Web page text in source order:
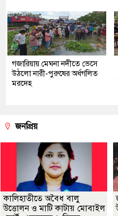
গজারিয়ায় মেঘনা নদীতে ভেসে
উঠলো নারী-পুরুষের অর্ধগলিত
মরদেহ
জনপ্রিয়
কালিহাতীতে অবৈধ বালু
উত্তোলন ও মাটি কাটায় মোবাইল